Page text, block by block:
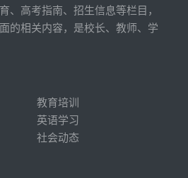
、高考指南、招生信息等栏目，
的相关内容，是校长、教师、学
教育培训
英语学习
社会动态